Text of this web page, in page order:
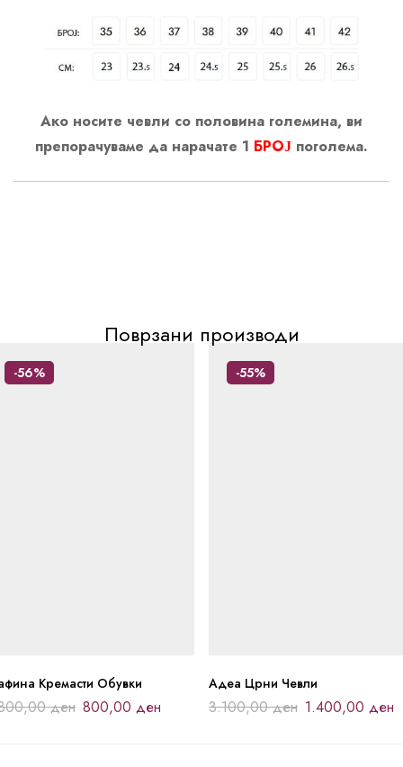
Ако носите чевли со половина големина, ви
препорачуваме да нарачате 1 БРОЈ поголема.
Поврзани производи
-56%
Кремасти Обувки
ден 800,00 ден
-55%
Адеа Црни Чевли
3.100,00ден 1.400,00 ден